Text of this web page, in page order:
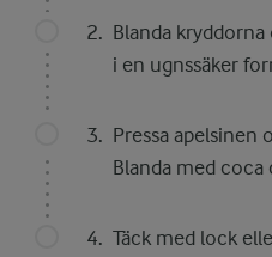
Blanda
i en ugnssäker
Pressa apelsinen
Blanda med
Täck med lock